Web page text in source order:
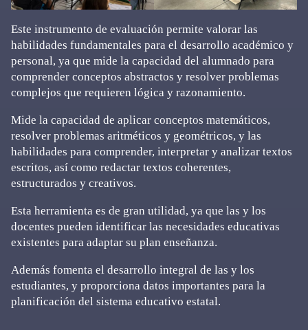
Este instrumento de evaluación permite valorar las
habilidades fundamentales para el desarrollo académico y
personal, ya que mide la capacidad del alumnado para
comprender conceptos abstractos y resolver problemas
complejos que requieren lógica y razonamiento.
Mide la capacidad de aplicar conceptos matemáticos,
resolver problemas aritméticos y geométricos, y las
habilidades para comprender, interpretar y analizar textos
escritos, así como redactar textos coherentes,
estructurados y creativos.
Esta herramienta es de gran utilidad, ya que las y los
docentes pueden identificar las necesidades educativas
existentes para adaptar su plan enseñanza.
Además fomenta el desarrollo integral de las y los
estudiantes, y proporciona datos importantes para la
planificación del sistema educativo estatal.